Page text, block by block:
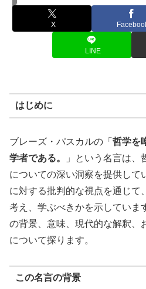
名言・格言
X
LINE
はじめに
ブレーズ・パスカルの「 哲学を
学者である。
」という名言は、
についての深い洞察を提供して
に対する批判的な視点を通じて
考え、学ぶべきかを示していま
の背景、意味、現代的な解釈、
について探ります。
この名言の背景